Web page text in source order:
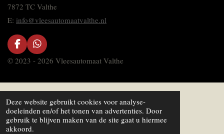
Deze website gebruikt cookies voor analyse-
doeleinden en/of het tonen van advertenties. Door
gebruik te blijven maken van de site gaat u hiermee
akkoord.
7872 TC Valthe
E: info@vleesautomaatvalthe.nl
F
a
c
b
o
o
k
W
h
a
s
A
p
p
© 2023 - 2026 Vleesautomaat Valthe